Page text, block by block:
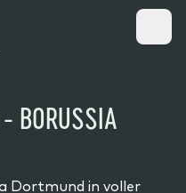
BORUSSIA
Dortmund in voller